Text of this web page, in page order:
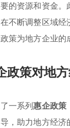
的资源和资金
不断调整区域
策为地方企业
政策对地
一系列惠企政策
，助力地方经